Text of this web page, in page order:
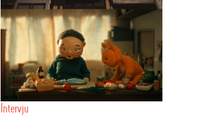
Intervju